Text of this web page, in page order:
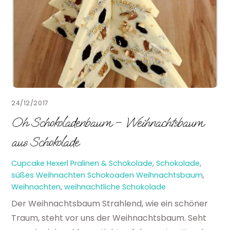
24/12/2017
Oh Schokoladenbaum – Weihnachtsbaum
aus Schokolade
Cupcake Hexerl Pralinen & Schokolade,Schokolade,
süßes Weihnachten Schokoaden Weihnachtsbaum,
Weihnachten,weihnachtliche Schokolade
Der Weihnachtsbaum Strahlend, wie ein schöner
Traum, steht vor uns der Weihnachtsbaum. Seht